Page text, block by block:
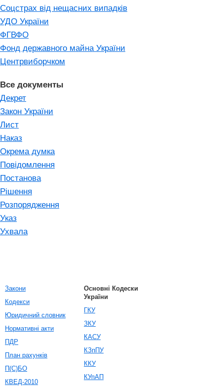
Соцстрах від нещасних випадків
УДО України
ФГВФО
Фонд державного майна України
Центрвиборчком
Все документы
Декрет
Закон України
Лист
Наказ
Окрема думка
Повідомлення
Постанова
Рішення
Розпорядження
Указ
Ухвала
Закони
Кодекси
Юридичний словник
Нормативні акти
ПДР
План рахунків
П(С)БО
КВЕД-2010
Основні Кодески
України
ГКУ
ЗКУ
КАСУ
КЗпПУ
ККУ
КУпАП